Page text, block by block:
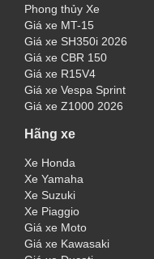
Phong thủy Xe
Giá xe MT-15
Giá xe SH350i 2026
Giá xe CBR 150
Giá xe R15V4
Giá xe Vespa Sprint
Giá xe Z1000 2026
Hãng xe
Xe Honda
Xe Yamaha
Xe Suzuki
Xe Piaggio
Giá xe Moto
Giá xe Kawasaki